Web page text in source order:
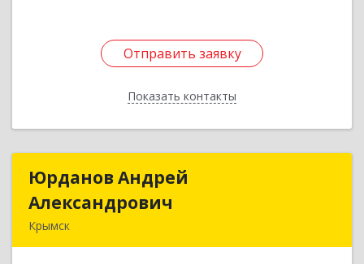
Отправить заявку
Показать контакты
Отправить заявку
Назад
Юрданов Андрей
Александрович
Крымск
Юрданов Андрей